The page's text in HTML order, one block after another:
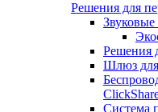
Решения для
Звуковые
Решения
Шлюз для
Система